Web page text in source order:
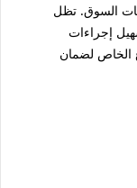
السوق. تظل
إجراءات
الخاص لضمان